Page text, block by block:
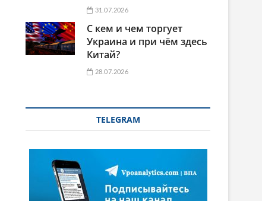
31.07.2026
С кем и чем торгует
Украина и при чём здесь
Китай?
28.07.2026
TELEGRAM